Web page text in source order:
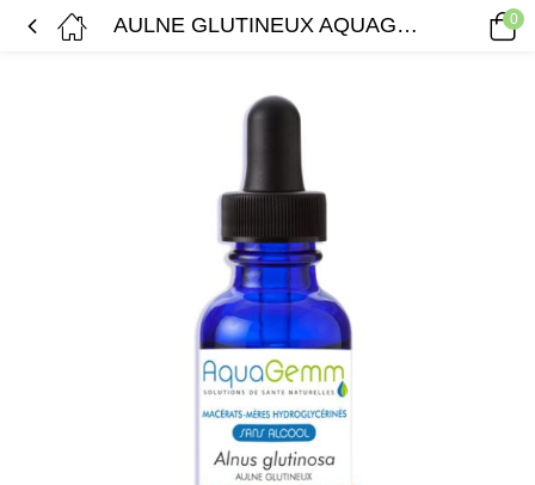
AULNE GLUTINEUX AQUAGEMM, Macérât 0